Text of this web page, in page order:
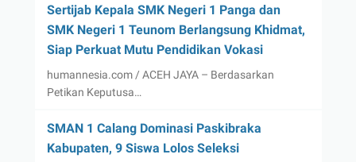
Sertijab Kepala SMK Negeri 1 Panga dan
SMK Negeri 1 Teunom Berlangsung Khidmat,
Siap Perkuat Mutu Pendidikan Vokasi
humannesia.com / ACEH JAYA – Berdasarkan
Petikan Keputusa…
SMAN 1 Calang Dominasi Paskibraka
Kabupaten, 9 Siswa Lolos Seleksi